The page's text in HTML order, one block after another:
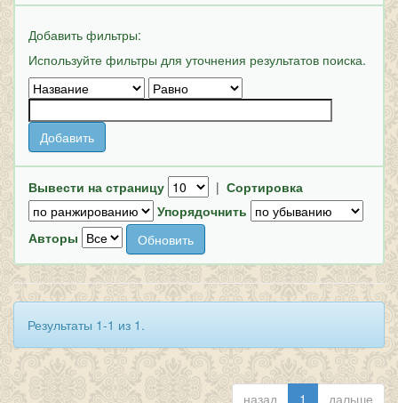
Добавить фильтры:
Используйте фильтры для уточнения результатов поиска.
Вывести на страницу | Сортировка
Упорядочнить
Авторы
Результаты 1-1 из 1.
назад 1 дальше